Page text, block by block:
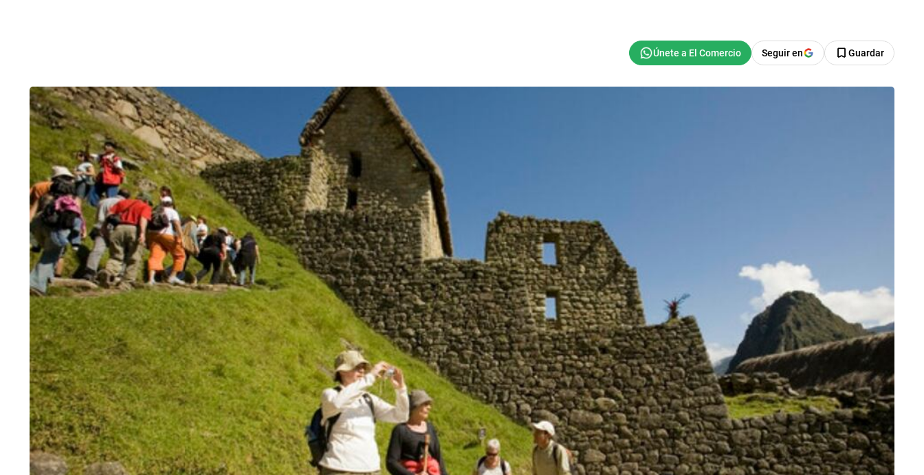
Seguir en Guardar